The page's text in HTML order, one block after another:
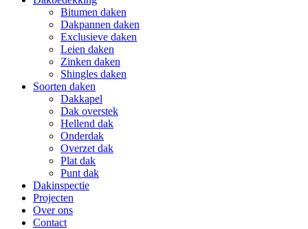
Bitumen daken
Dakpannen daken
Exclusieve daken
Leien daken
Zinken daken
Shingles daken
Soorten daken
Dakkapel
Dak overstek
Hellend dak
Onderdak
Overzet dak
Plat dak
Punt dak
Dakinspectie
Projecten
Over ons
Contact